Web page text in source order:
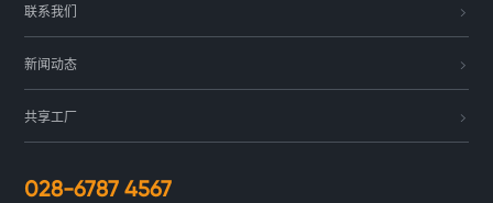
联系我们
新闻动态
共享工厂
028-6787 4567